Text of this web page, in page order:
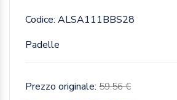
Codice: ALSA111BBS28
Padelle
Prezzo originale: 59.56 €